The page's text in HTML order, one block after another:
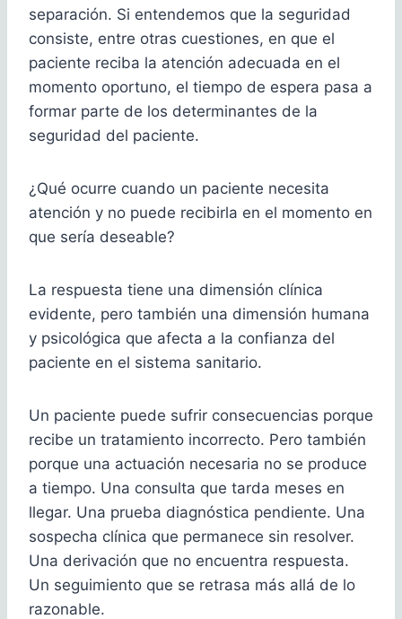
separación. Si entendemos que la seguridad
consiste, entre otras cuestiones, en que el
paciente reciba la atención adecuada en el
momento oportuno, el tiempo de espera pasa a
formar parte de los determinantes de la
seguridad del paciente.
¿Qué ocurre cuando un paciente necesita
atención y no puede recibirla en el momento en
que sería deseable?
La respuesta tiene una dimensión clínica
evidente, pero también una dimensión humana
y psicológica que afecta a la confianza del
paciente en el sistema sanitario.
Un paciente puede sufrir consecuencias porque
recibe un tratamiento incorrecto. Pero también
porque una actuación necesaria no se produce
a tiempo. Una consulta que tarda meses en
llegar. Una prueba diagnóstica pendiente. Una
sospecha clínica que permanece sin resolver.
Una derivación que no encuentra respuesta.
Un seguimiento que se retrasa más allá de lo
razonable.